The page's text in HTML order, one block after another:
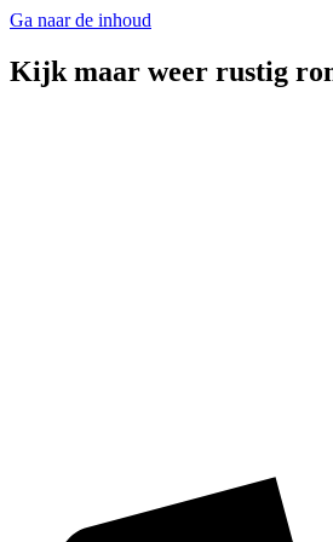
Ga naar de inhoud
Kijk maar weer rustig